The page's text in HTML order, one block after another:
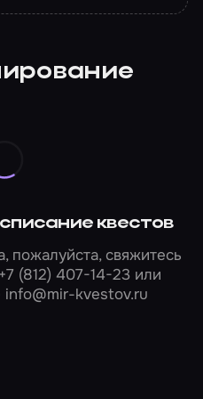
квестов
пожалуйста, свяжитесь
+7 (812) 407-14-23или
info@mir-kvestov.ru